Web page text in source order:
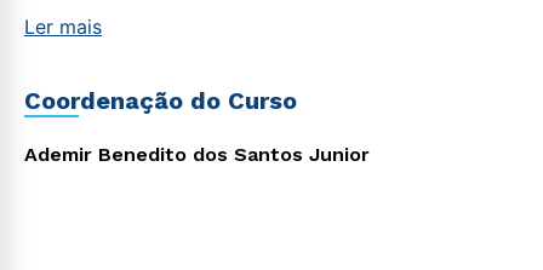
Ler mais
Coordenação do Curso
Ademir Benedito dos Santos Junior